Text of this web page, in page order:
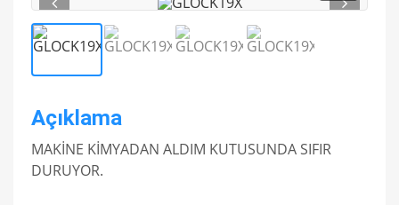
Açıklama
MAKİNE KİMYADAN ALDIM KUTUSUNDA SIFIR
DURUYOR.